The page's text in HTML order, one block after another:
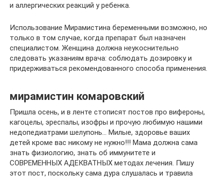
и аллергических реакций у ребенка.
Использование Мирамистина беременными возможно, но
только в том случае, когда препарат был назначен
специалистом. Женщина должна неукоснительно
следовать указаниям врача: соблюдать дозировку и
придерживаться рекомендованного способа применения.
мирамистин комаровский
Пришла осень, и в ленте стописят постов про вифероны,
кагоцелы, эреспалы, изофры и прочую любимую нашими
недопедиатрами шелупонь… Милые, здоровье ваших
детей кроме вас никому не нужно!!! Мама должна сама
знать физиологию, знать об иммунитете и
СОВРЕМЕННЫХ АДЕКВАТНЫХ методах лечения. Пишу
этот пост, поскольку сама дура слушалась и травила